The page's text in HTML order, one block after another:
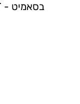
בסאמיט - SUMMMIT